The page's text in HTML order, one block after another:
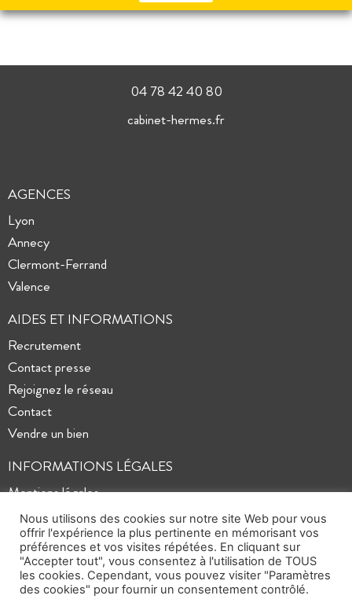
04 78 42 40 80
cabinet-hermes.fr
AGENCES
Lyon
Annecy
Clermont-Ferrand
Valence
AIDES ET INFORMATIONS
Recrutement
Contact presse
Rejoignez le réseau
Contact
Vendre un bien
INFORMATIONS LÉGALES
Mentions légales
Politique de confidentialité
Plan du site
Nous utilisons des cookies sur notre site Web pour vous
offrir l'expérience la plus pertinente en mémorisant vos
préférences et vos visites répétées. En cliquant sur
"Accepter tout", vous consentez à l'utilisation de TOUS
les cookies. Cependant, vous pouvez visiter "Paramètres
des cookies" pour fournir un consentement contrôlé.